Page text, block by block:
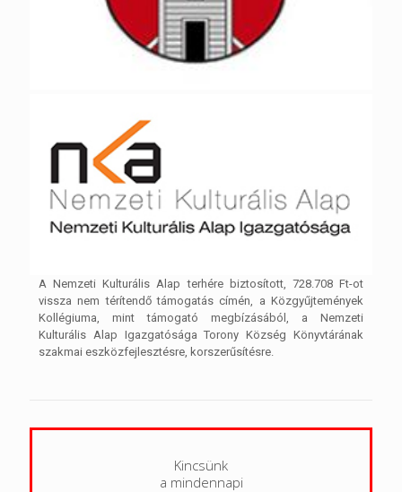
A Nemzeti Kulturális Alap terhére biztosított, 728.708 Ft-ot
vissza nem térítendő támogatás címén, a Közgyűjtemények
Kollégiuma, mint támogató megbízásából, a Nemzeti
Kulturális Alap Igazgatósága Torony Község Könyvtárának
szakmai eszközfejlesztésre, korszerűsítésre.
Kincsünk
a mindennapi